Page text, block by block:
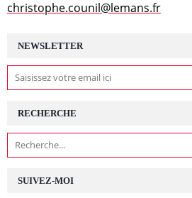
NEWSLETTER
SUIVEZ-MOI
RECHERCHE
christophe.counil@lemans.fr